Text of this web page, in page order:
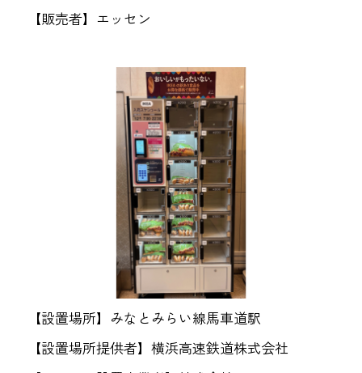
【販売者】エッセン
【設置場所】みなとみらい線馬車道駅
【設置場所提供者】横浜高速鉄道株式会社